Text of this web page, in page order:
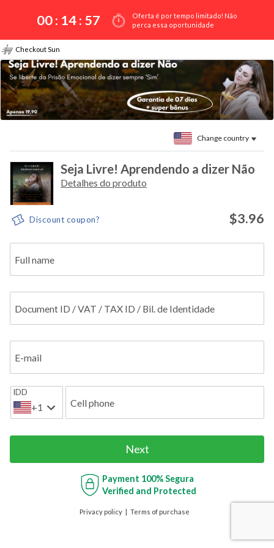
00 : 14: 57
Oferta é por tempo limitado! Não
perca essa oportunidade
Checkout Sun
Change country
Seja Livre! Aprendendo a dizer Não
Detalhes do produto
Discount coupon? $3.96
Full name
Document ID / VAT / TAX ID / Bil. de Identidade
E-mail
IDD
+1 Cell phone
Next
Payment 100% Segura
Verified and Protected
Privacy policy Terms of purchase